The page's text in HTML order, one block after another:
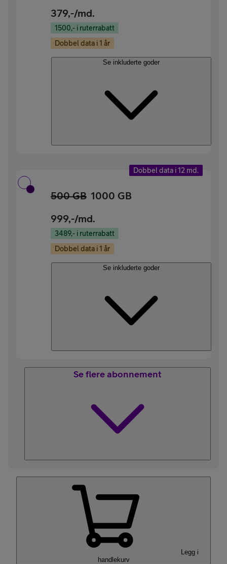
379,-/md.
1500,- i ruterrabatt
Dobbel data i 1 år
Se inkluderte goder
Dobbel data i 12 md.
500 GB 1000 GB
999,-/md.
3489,- i ruterrabatt
Dobbel data i 1 år
Se inkluderte goder
Se flere abonnement
Legg i
handlekurv